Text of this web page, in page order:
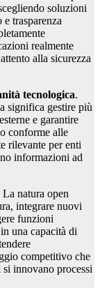
soluzioni
trasparenza
realmente
alla sicurezza
tecnologica.
significa gestire più
e garantire
conforme alle
rilevante per enti
informazioni ad
La natura open
integrare nuovi
funzioni
una capacità di
competitivo che
innovano processi